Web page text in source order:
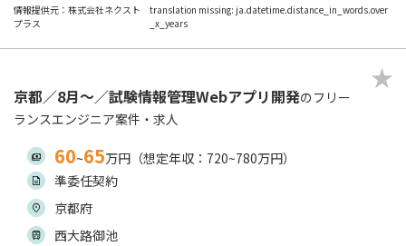
情報提供元：株式会社ネクスト
プラス
translation missing: ja.datetime.distance_in_words.over
_x_years
京都／8月～／試験情報管理Webアプリ開発のフリー
ランスエンジニア案件・求人
60~65万円（想定年収：720~780万円）
準委任契約
京都府
西大路御池